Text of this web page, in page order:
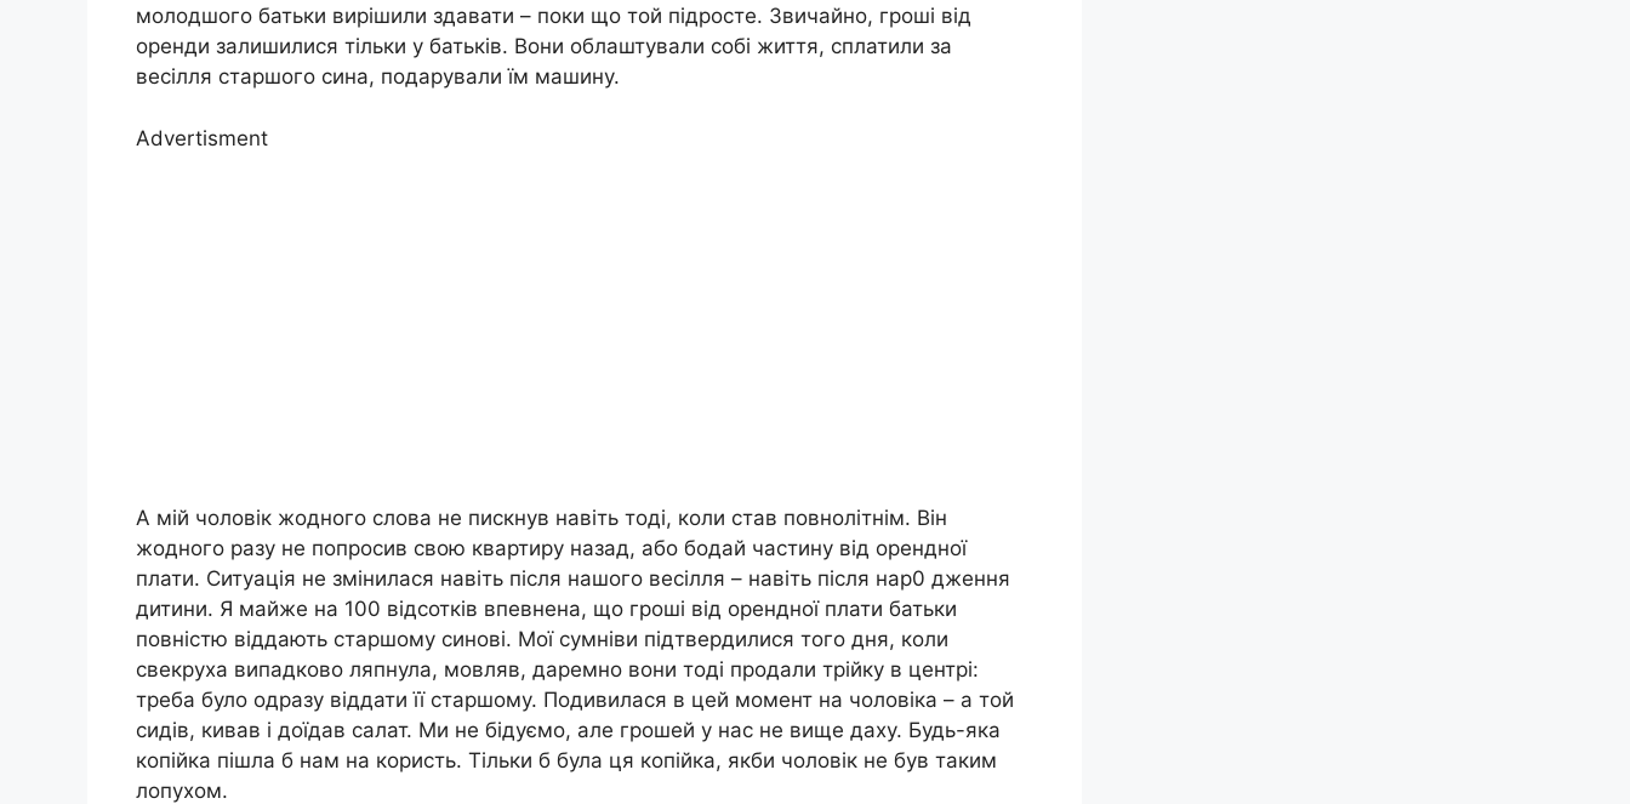
молодшого батьки вирішили здавати – поки що той підросте. Звичайно, гроші від
оренди залишилися тільки у батьків. Вони облаштували собі життя, сплатили за
весілля старшого сина, подарували їм машину.
Advertisment
А мій чоловік жодного слова не пискнув навіть тоді, коли став повнолітнім. Він
жодного разу не попросив свою квартиру назад, або бодай частину від орендної
плати. Ситуація не змінилася навіть після нашого весілля – навіть після нар0 дження
дитини. Я майже на 100 відсотків впевнена, що гроші від орендної плати батьки
повністю віддають старшому синові. Мої сумніви підтвердилися того дня, коли
свекруха випадково ляпнула, мовляв, даремно вони тоді продали трійку в центрі:
треба було одразу віддати її старшому. Подивилася в цей момент на чоловіка – а той
сидів, кивав і доїдав салат. Ми не бідуємо, але грошей у нас не вище даху. Будь-яка
копійка пішла б нам на користь. Тільки б була ця копійка, якби чоловік не був таким
лопухом.